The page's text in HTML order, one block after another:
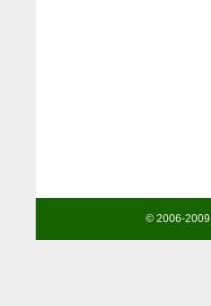
© 2006-2009